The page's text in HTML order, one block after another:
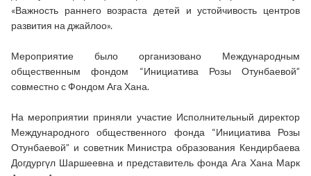
«Важность раннего возраста детей и устойчивость центров
развития на джайлоо».
Мероприятие было организовано Международным
общественным фондом “Инициатива Розы Отунбаевой”
совместно с Фондом Ага Хана.
На мероприятии приняли участие Исполнительный директор
Международного общественного фонда “Инициатива Розы
Отунбаевой” и советник Министра образования Кендирбаева
Догдургүл Шаршеевна и представитель фонда Ага Хана Марк